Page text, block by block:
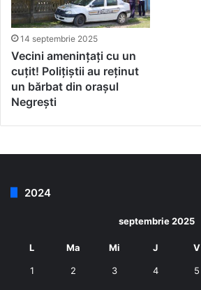
14 septembrie 2025
Vecini amenințați cu un
cuțit! Polițiștii au reținut
un bărbat din orașul
Negrești
2024
septembrie 2025
L Ma Mi J V
1 2 3 4 5